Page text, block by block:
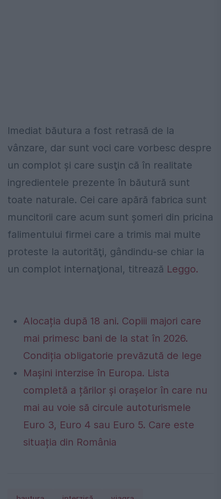
Imediat băutura a fost retrasă de la
vânzare, dar sunt voci care vorbesc despre
un complot şi care susţin că în realitate
ingredientele prezente în băutură sunt
toate naturale. Cei care apără fabrica sunt
muncitorii care acum sunt şomeri din pricina
falimentului firmei care a trimis mai multe
proteste la autorităţi, gândindu-se chiar la
un complot internaţional, titrează Leggo.
Alocația după 18 ani. Copiii majori care
mai primesc bani de la stat în 2026.
Condiția obligatorie prevăzută de lege
Mașini interzise în Europa. Lista
completă a țărilor și orașelor în care nu
mai au voie să circule autoturismele
Euro 3, Euro 4 sau Euro 5. Care este
situația din România